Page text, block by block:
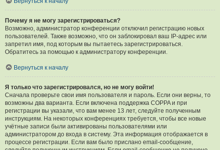
Почему я не могу зарегистрироваться?
Возможно, администратор конференции отключил регистрацию новых
пользователей. Также возможно, что он заблокировал ваш IP-адрес или
запретил имя, под которым вы пытаетесь зарегистрироваться.
Обратитесь за помощью к администратору конференции.
Вернуться к началу
Я только что зарегистрировался, но не могу войти!
Сначала проверьте свои имя пользователя и пароль. Если они верны, то
возможны два варианта. Если включена поддержка COPPA и при
регистрации вы указали, что вам менее 13 лет, следуйте полученным
инструкциям. На некоторых конференциях требуется, чтобы все новые
учётные записи были активированы пользователями или
администратором до входа в систему. Эта информация отображается в
процессе регистрации. Если вам было прислано email-сообщение,